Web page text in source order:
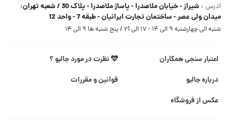
آدرس :
شیراز - خیابان ملاصدرا - پاساژ ملاصدرا - پلاک 30 / شعبه تهران:
میدان ولی عصر - ساختمان تجارت ایرانیان - طبقه 7 - واحد 12
شنبه الی چهارشنبه ۹ الی ۱۴ - ۱۷ الی ۲1 / پنج شنبه ها ۹ الی ۱۴
اعتبار سنجی همکاران
نظرت در مورد جالبو ؟
درباره جالبو
قوانین و مقررات
عکس از فروشگاه